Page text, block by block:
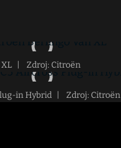
Zdroj: Citroën
in Hybrid Zdroj: Citroën